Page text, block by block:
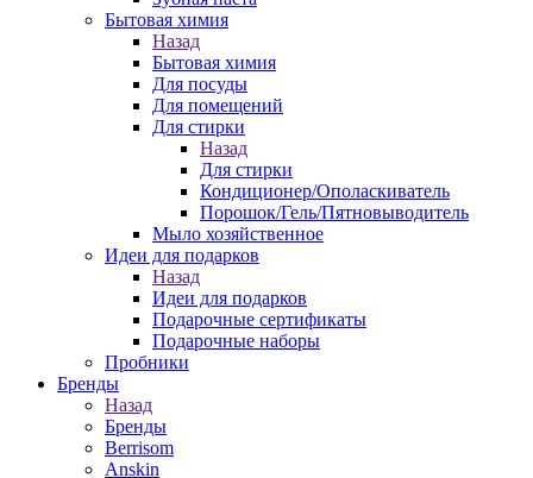
Бытовая химия
Назад
Бытовая химия
Для посуды
Для помещений
Для стирки
Назад
Для стирки
Кондиционер/Ополаскиватель
Порошок/Гель/Пятновыводитель
Мыло хозяйственное
Идеи для подарков
Назад
Идеи для подарков
Подарочные сертификаты
Подарочные наборы
Пробники
Бренды
Назад
Бренды
Berrisom
Anskin